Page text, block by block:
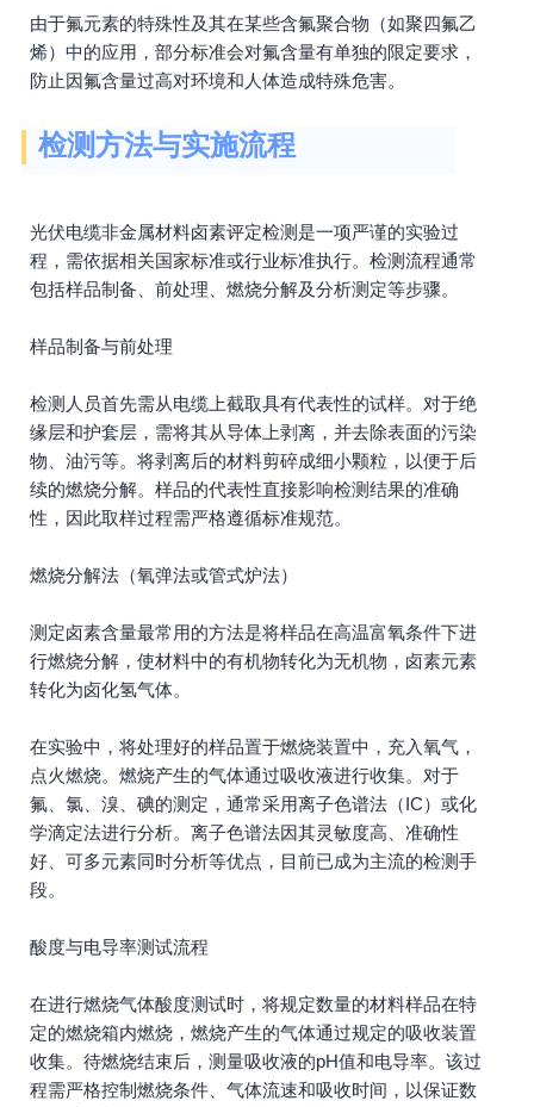
由于氟元素的特殊性及其在某些含氟聚合物（如聚四氟乙
烯）中的应用，部分标准会对氟含量有单独的限定要求，
防止因氟含量过高对环境和人体造成特殊危害。
检测方法与实施流程
光伏电缆非金属材料卤素评定检测是一项严谨的实验过
程，需依据相关国家标准或行业标准执行。检测流程通常
包括样品制备、前处理、燃烧分解及分析测定等步骤。
样品制备与前处理
检测人员首先需从电缆上截取具有代表性的试样。对于绝
缘层和护套层，需将其从导体上剥离，并去除表面的污染
物、油污等。将剥离后的材料剪碎成细小颗粒，以便于后
续的燃烧分解。样品的代表性直接影响检测结果的准确
性，因此取样过程需严格遵循标准规范。
燃烧分解法（氧弹法或管式炉法）
测定卤素含量最常用的方法是将样品在高温富氧条件下进
行燃烧分解，使材料中的有机物转化为无机物，卤素元素
转化为卤化氢气体。
在实验中，将处理好的样品置于燃烧装置中，充入氧气，
点火燃烧。燃烧产生的气体通过吸收液进行收集。对于
氟、氯、溴、碘的测定，通常采用离子色谱法（IC）或化
学滴定法进行分析。离子色谱法因其灵敏度高、准确性
好、可多元素同时分析等优点，目前已成为主流的检测手
段。
酸度与电导率测试流程
在进行燃烧气体酸度测试时，将规定数量的材料样品在特
定的燃烧箱内燃烧，燃烧产生的气体通过规定的吸收装置
收集。待燃烧结束后，测量吸收液的pH值和电导率。该过
程需严格控制燃烧条件、气体流速和吸收时间，以保证数